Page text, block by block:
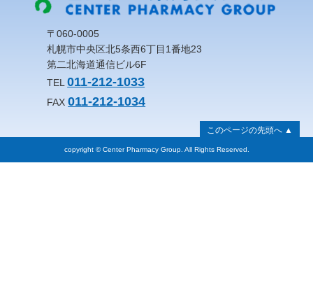
〒060-0005
札幌市中央区北5条西6丁目1番地23
第二北海道通信ビル6F
TEL011-212-1033
FAX011-212-1034
このページの先頭へ ▲
copyright © Center Pharmacy Group. All Rights Reserved.